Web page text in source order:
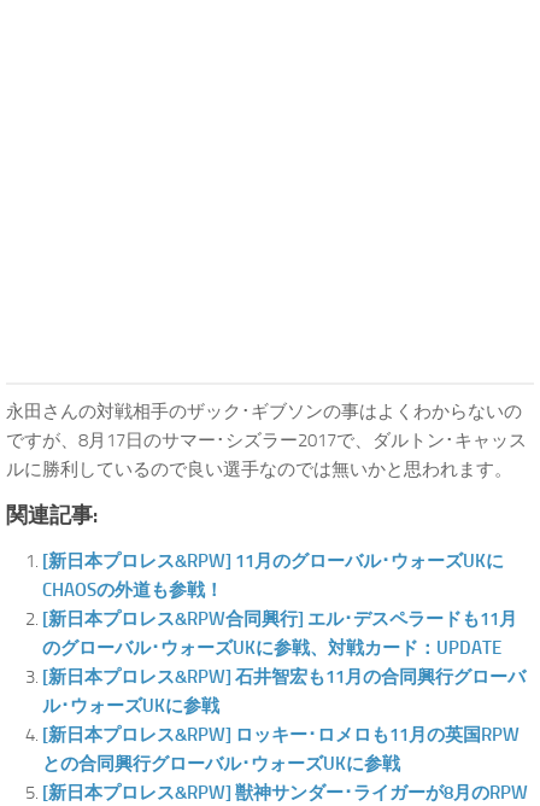
永田さんの対戦相手のザック･ギブソンの事はよくわからないの
ですが、8月17日のサマー･シズラー2017で、ダルトン･キャッス
ルに勝利しているので良い選手なのでは無いかと思われます。
関連記事:
[新日本プロレス&RPW] 11月のグローバル･ウォーズUKに
CHAOSの外道も参戦！
[新日本プロレス&RPW合同興行] エル･デスペラードも11月
のグローバル･ウォーズUKに参戦、対戦カード：UPDATE
[新日本プロレス&RPW] 石井智宏も11月の合同興行グローバ
ル･ウォーズUKに参戦
[新日本プロレス&RPW] ロッキー･ロメロも11月の英国RPW
との合同興行グローバル･ウォーズUKに参戦
[新日本プロレス&RPW] 獣神サンダー･ライガーが8月のRPW